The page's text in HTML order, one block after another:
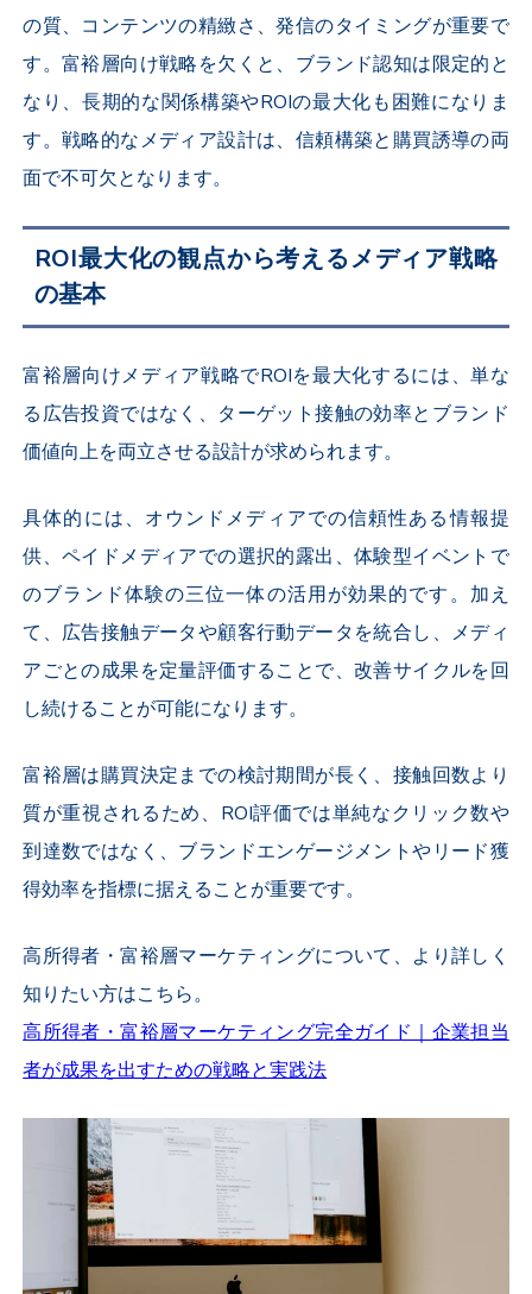
の質、コンテンツの精緻さ、発信のタイミングが重要で
す。富裕層向け戦略を欠くと、ブランド認知は限定的と
なり、長期的な関係構築やROIの最大化も困難になりま
す。戦略的なメディア設計は、信頼構築と購買誘導の両
面で不可欠となります。
ROI最大化の観点から考えるメディア戦略
の基本
富裕層向けメディア戦略でROIを最大化するには、単な
る広告投資ではなく、ターゲット接触の効率とブランド
価値向上を両立させる設計が求められます。
具体的には、オウンドメディアでの信頼性ある情報提
供、ペイドメディアでの選択的露出、体験型イベントで
のブランド体験の三位一体の活用が効果的です。加え
て、広告接触データや顧客行動データを統合し、メディ
アごとの成果を定量評価することで、改善サイクルを回
し続けることが可能になります。
富裕層は購買決定までの検討期間が長く、接触回数より
質が重視されるため、ROI評価では単純なクリック数や
到達数ではなく、ブランドエンゲージメントやリード獲
得効率を指標に据えることが重要です。
高所得者・富裕層マーケティングについて、より詳しく
知りたい方はこちら。
高所得者・富裕層マーケティング完全ガイド｜企業担当
者が成果を出すための戦略と実践法